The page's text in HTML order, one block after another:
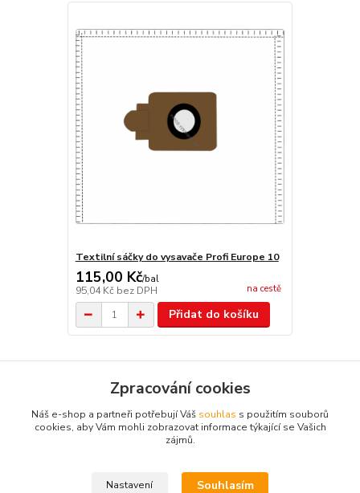
Textilní sáčky do vysavače Profi Europe 10
115,00 Kč/bal
95,04 Kč bez DPH na cestě
Přidat do košíku
Zboží zařazeno v kategoriích
Komerční vysavače
Kontakt: Radek Müller, tel: 603478604,e.mail :
Zpracování cookies
Náš e-shop a partneři potřebují Váš souhlas s použitím souborů
cookies, aby Vám mohli zobrazovat informace týkající se Vašich
zájmů.
Nastavení Souhlasím